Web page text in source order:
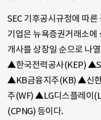
SEC 기후공시규정에 따
기업은 뉴욕증권거래소에
개사를 상장일 순으로 나
▲한국전력공사(KEP)
▲KB금융지주(KB) ▲신
주(WF) ▲LG디스플레이
(CPNG) 등이다.